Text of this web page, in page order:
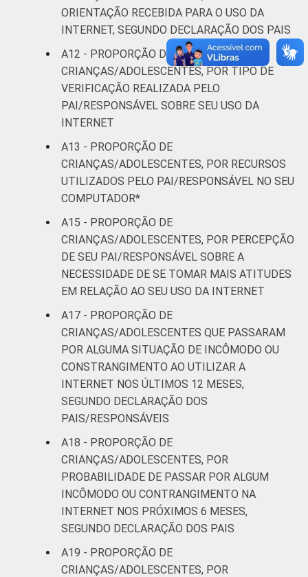
ORIENTAÇÃO RECEBIDA PARA O USO DA
INTERNET, SEGUNDO DECLARAÇÃO DOS PAIS
A12 - PROPORÇÃO DE
CRIANÇAS/ADOLESCENTES, POR TIPO DE
VERIFICAÇÃO REALIZADA PELO
PAI/RESPONSÁVEL SOBRE SEU USO DA
INTERNET
A13 - PROPORÇÃO DE
CRIANÇAS/ADOLESCENTES, POR RECURSOS
UTILIZADOS PELO PAI/RESPONSÁVEL NO SEU
COMPUTADOR*
A15 - PROPORÇÃO DE
CRIANÇAS/ADOLESCENTES, POR PERCEPÇÃO
DE SEU PAI/RESPONSÁVEL SOBRE A
NECESSIDADE DE SE TOMAR MAIS ATITUDES
EM RELAÇÃO AO SEU USO DA INTERNET
A17 - PROPORÇÃO DE
CRIANÇAS/ADOLESCENTES QUE PASSARAM
POR ALGUMA SITUAÇÃO DE INCÔMODO OU
CONSTRANGIMENTO AO UTILIZAR A
INTERNET NOS ÚLTIMOS 12 MESES,
SEGUNDO DECLARAÇÃO DOS
PAIS/RESPONSÁVEIS
A18 - PROPORÇÃO DE
CRIANÇAS/ADOLESCENTES, POR
PROBABILIDADE DE PASSAR POR ALGUM
INCÔMODO OU CONTRANGIMENTO NA
INTERNET NOS PRÓXIMOS 6 MESES,
SEGUNDO DECLARAÇÃO DOS PAIS
A19 - PROPORÇÃO DE
CRIANÇAS/ADOLESCENTES, POR